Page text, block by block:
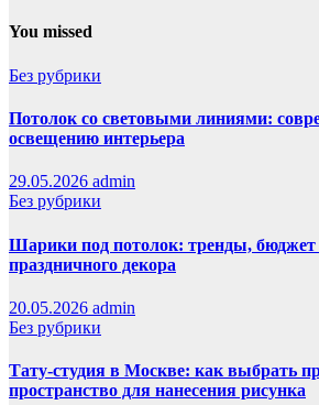
You missed
Без рубрики
Потолок со световыми линиями:
освещению интерьера
29.05.2026 admin
Без рубрики
Шарики под потолок: тренды, бюджет
праздничного декора
20.05.2026 admin
Без рубрики
Тату-студия в Москве: как выбрать
пространство для нанесения рисунка